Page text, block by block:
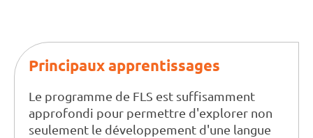
Principaux apprentissages
Le programme de FLS est suffisamment
approfondi pour permettre d'explorer non
seulement le développement d'une langue